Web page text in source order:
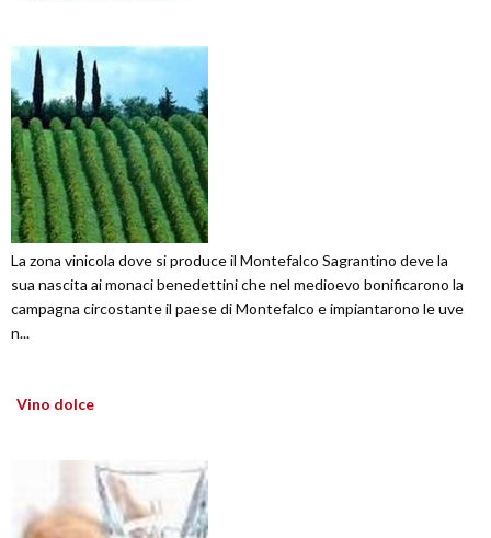
La zona vinicola dove si produce il Montefalco Sagrantino deve la
sua nascita ai monaci benedettini che nel medioevo bonificarono la
campagna circostante il paese di Montefalco e impiantarono le uve
n...
Vino dolce